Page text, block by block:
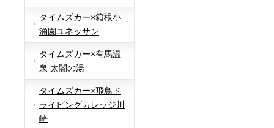
タイムズカー×箱根小
涌園ユネッサン
タイムズカー×有馬温
泉 太閤の湯
タイムズカー×飛鳥ド
ライビングカレッジ川
崎